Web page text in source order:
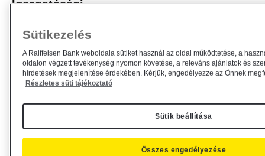
Igazgatósági...
Bővebben
Módosul több, a Raiffeisen Befektetési
Alapkezelő Zrt....
2021. március 9.
Sütikezelés
A Raiffeisen Bank weboldala sütiket használ az oldal működtetése, a
oldalon végzett tevékenység nyomon követése, a releváns ajánlatok és
hirdetések megjelenítése érdekében. Kérjük, engedélyezze az Önnek
Részletes süti tájékoztató
Sütik beállítása
Összes engedélyezése